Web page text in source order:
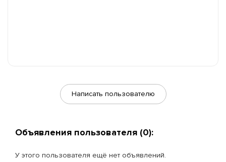
Написать пользователю
Объявления пользователя (0):
У этого пользователя ещё нет объявлений.